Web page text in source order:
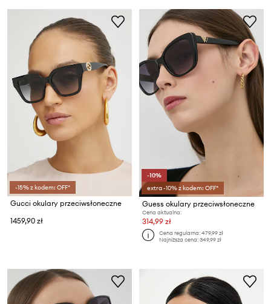
-15% z kodem: OFF*
Gucci okulary przeciwsłoneczne
1459,90 zł
-10%
extra -10% z kodem: OFF*
Guess okulary przeciwsłoneczne
Cena aktualna:
314,99 zł
Cena regularna:479,99 zł
Najniższa cena:349,99 zł